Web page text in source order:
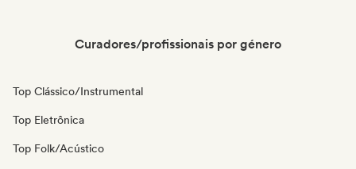
Curadores/profissionais por género
Top Clássico/Instrumental
Top Eletrônica
Top Folk/Acústico